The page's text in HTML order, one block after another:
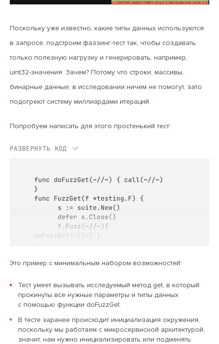
Поскольку уже известно, какие типы данных используются
в запросе, подстроим фаззинг-тест так, чтобы создавать
только полезную нагрузку и генерировать, например,
uint32-значения. Зачем? Потому что строки, массивы,
бинарные данные, в исследовании ничем не помогут, зато
подогреют систему миллиардами итераций.
Попробуем написать для этого простенький тест:
func doFuzzGet(~//~) { call(~//~)
}
func FuzzGet(f *testing.F) {
      s := suite.New()
      defer s.Close()
      f.Fuzz(~//~){
doFuzzGet(~//~) }
РАЗВЕРНУТЬ КОД
Это пример с минимальным набором возможностей:
Тест умеет вызывать исследуемый метод get, в который
прокинуты все нужные параметры и типы данных
с помощью функции doFuzzGet.
В тесте заранее происходит инициализация окружения,
поскольку мы работаем с микросервисной архитектурой,
значит, нам нужно инициализировать или подменять